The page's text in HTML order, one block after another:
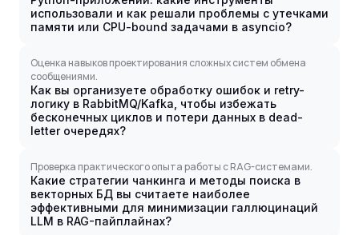
использовали и как решали проблемы с утечками
памяти или CPU-bound задачами в asyncio?
Оценка навыков проектирования сложных систем обмена
сообщениями.
Как вы организуете обработку ошибок и retry-
логику в RabbitMQ/Kafka, чтобы избежать
бесконечных циклов и потери данных в dead-
letter очередях?
Проверка практического опыта работы с RAG-системами.
Какие стратегии чанкинга и методы поиска в
векторных БД вы считаете наиболее
эффективными для минимизации галлюцинаций
LLM в RAG-пайплайнах?